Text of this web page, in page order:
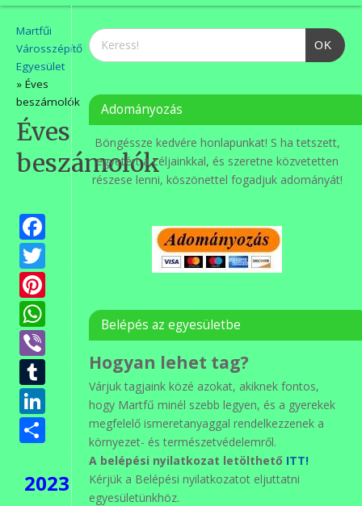
Martfűi
Városszépítő
Egyesület
» Éves
beszámolók
Éves
beszámolók
Facebook
Twitter
Pinterest
WhatsApp
Viber
Tumblr
LinkedIn
Ossza
meg
2023
OK
Adományozás
Böngéssze kedvére honlapunkat! S ha tetszett,
egyetért a céljainkkal, és szeretne közvetetten
részese lenni, köszönettel fogadjuk adományát!
Belépés az egyesületbe
Hogyan lehet tag?
Várjuk tagjaink közé azokat, akiknek fontos,
hogy Martfű minél szebb legyen, és a gyerekek
megfelelő ismeretanyaggal rendelkezzenek a
környezet- és természetvédelemről.
A belépési nyilatkozat letölthető ITT!
Kérjük a Belépési nyilatkozatot eljuttatni
egyesületünkhöz.